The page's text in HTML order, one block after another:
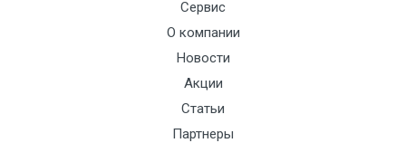
Сервис
О компании
Новости
Акции
Статьи
Партнеры